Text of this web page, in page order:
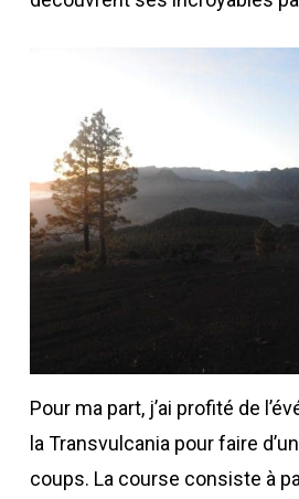
Pour ma part, j’ai profité de
la Transvulcania pour faire
coups. La course consiste à